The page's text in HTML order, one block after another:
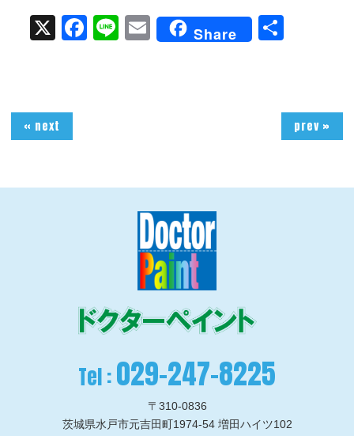
X Facebook
LineEmail
Share
« next prev »
Tel :029-247-8225
〒310-0836
茨城県水戸市元吉田町1974-54 増田ハイツ102